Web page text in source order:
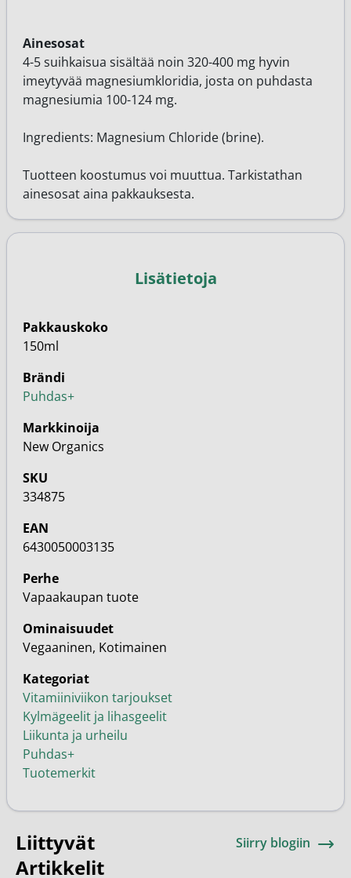
Ainesosat
4-5 suihkaisua sisältää noin 320-400 mg hyvin
imeytyvää magnesiumkloridia, josta on puhdasta
magnesiumia 100-124 mg.
Ingredients: Magnesium Chloride (brine).
Tuotteen koostumus voi muuttua. Tarkistathan
ainesosat aina pakkauksesta.
Lisätietoja
Pakkauskoko
150ml
Brändi
Puhdas+
Markkinoija
New Organics
SKU
334875
EAN
6430050003135
Perhe
Vapaakaupan tuote
Ominaisuudet
Vegaaninen, Kotimainen
Kategoriat
Vitamiiniviikon tarjoukset
Kylmägeelit ja lihasgeelit
Liikunta ja urheilu
Puhdas+
Tuotemerkit
Liittyvät
Artikkelit
Siirry blogiin